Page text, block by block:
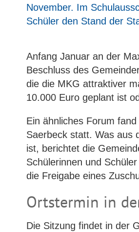
Anfang Januar an der
Beschluss des
die die MKG attraktiver
10.000 Euro geplant ist
Ein ähnliches Forum
Saerbeck statt. Was aus
ist, berichtet die
Schülerinnen und
die Freigabe eines
Ortstermin in
Die Sitzung findet in der